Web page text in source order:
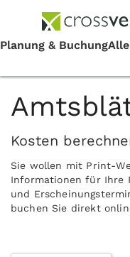
Kosten
Sie wollen mit Print-
Informationen für Ihre
und
buchen Sie direkt